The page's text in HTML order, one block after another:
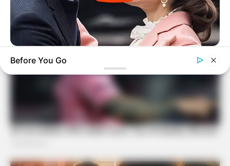
Embarrassing Prince William Moment Caught On Camera
(Watch)
Before You Go